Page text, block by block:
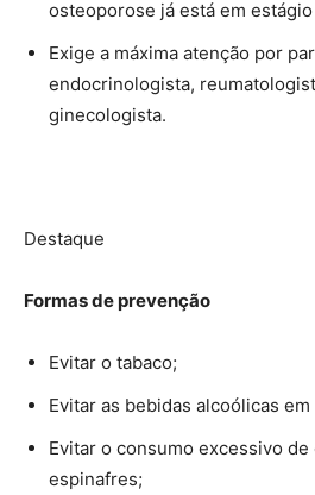
osteoporose já está em estágio
Exige a máxima atenção por
endocrinologista,
ginecologista.
Destaque
Formas de prevenção
Evitar o tabaco;
Evitar as bebidas alcoólicas
Evitar o consumo excessivo
espinafres;